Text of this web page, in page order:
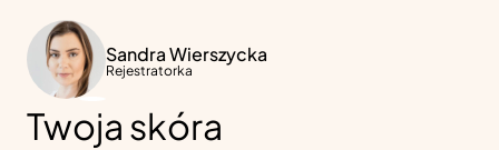
Sandra Wierszycka
Rejestratorka
Twoja skóra